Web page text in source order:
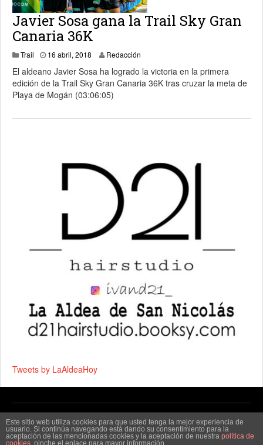
Javier Sosa gana la Trail Sky Gran
Canaria 36K
Trail 16 abril, 2018 17 abril, 2018
Redacción
El aldeano Javier Sosa ha logrado la victoria en la primera
edición de la Trail Sky Gran Canaria 36K tras cruzar la meta de
Playa de Mogán (03:06:05)
Tweets by LaAldeaHoy
Copyright © 2026 byLa Aldea Hoy - Noticias de La Aldea.
Este sitio web utiliza cookies para que usted tenga la mejor experiencia de
usuario. Si continúa navegando está dando su consentimiento para la
aceptación de las mencionadas cookies y la aceptación de nuestra política de
cookies , pinche el enlace para mayor información.